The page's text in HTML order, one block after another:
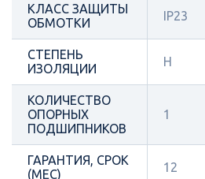
КЛАСС ЗАЩИТЫ
ОБМОТКИ
IP23
СТЕПЕНЬ
ИЗОЛЯЦИИ
Н
КОЛИЧЕСТВО
ОПОРНЫХ
ПОДШИПНИКОВ
1
ГАРАНТИЯ, СРОК
(МЕС)
12